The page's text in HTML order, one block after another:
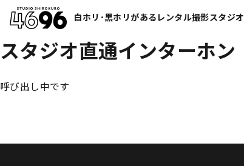
白ホリ･黒ホリがあるレンタル撮影スタジオ
スタジオ直通インターホン
呼び出し中です